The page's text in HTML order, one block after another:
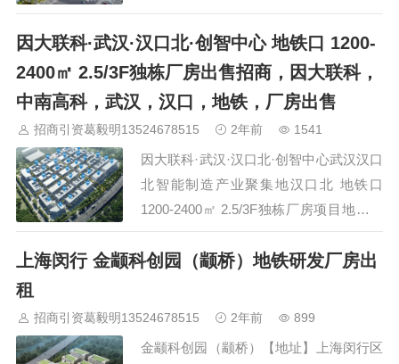
宜家 住房有中海 万科 远创中高低都有 2
公里上G40沪陕高速, 1公里上通宁大道
贯穿整个南通市区，目前已招引优质企业
56家，现蕞后几套，大平层面积500-3000
因大联科·武汉·汉口北·创智中心 地铁口 1200-
2400㎡ 2.5/3F独栋厂房出售招商，因大联科，
中南高科，武汉，汉口，地铁，厂房出售
招商引资葛毅明13524678515 2年前 1541
因大联科·武汉·汉口北·创智中心武汉汉口
北智能制造产业聚集地汉口北 地铁口
1200-2400㎡ 2.5/3F独栋厂房项目地址：
武汉市黄陂区攀升大道与滨湖大道交汇处
品牌介绍：项目简介： 汉口北创智中心
投资约50亿元，整体占地136,总建筑面积
照四期建设，预计2025年9月实现首批交
上海闵行 金颛科创园（颛桥）地铁研发厂房出
租
招商引资葛毅明13524678515 2年前 899
金颛科创园（颛桥）【地址】上海闵行区